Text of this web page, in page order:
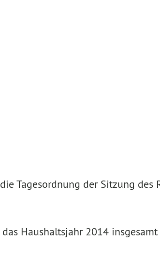
Tagesordnung der Sitzung des
Haushaltsjahr 2014